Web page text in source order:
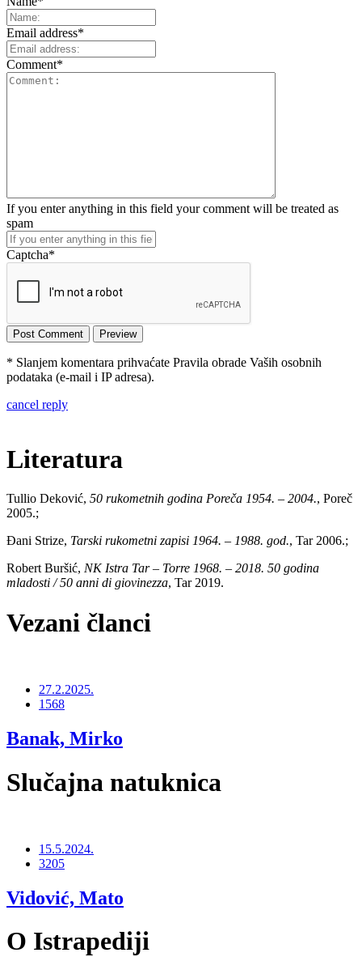
Email address*
Comment*
If you enter anything in this field your comment will be treated as
spam
Captcha*
* Slanjem komentara prihvaćate Pravila obrade Vaših osobnih
podataka (e-mail i IP adresa).
cancel reply
Literatura
Tullio Deković, 50 rukometnih godina Poreča 1954. – 2004., Poreč
2005.;
Đani Strize, Tarski rukometni zapisi 1964. – 1988. god., Tar 2006.;
Robert Buršić, NK Istra Tar – Torre 1968. – 2018. 50 godina
mladosti / 50 anni di giovinezza, Tar 2019.
Vezani članci
27.2.2025.
1568
Banak, Mirko
Slučajna natuknica
15.5.2024.
3205
Vidović, Mato
O Istrapediji